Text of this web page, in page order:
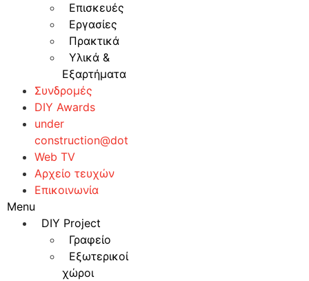
Επισκευές
Εργασίες
Πρακτικά
Υλικά &
Εξαρτήματα
Συνδρομές
DIY Awards
under
construction@dot
Web TV
Αρχείο τευχών
Επικοινωνία
Menu
DIY Project
Γραφείο
Εξωτερικοί
χώροι